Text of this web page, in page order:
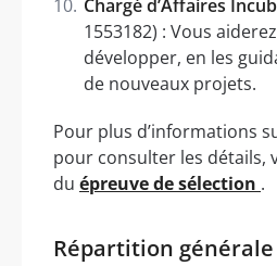
Chargé d’Affaires
1553182) : Vous
développer, en les
de nouveaux projets.
Pour plus d’informations
pour consulter les détails,
du épreuve de sélection .
Répartition